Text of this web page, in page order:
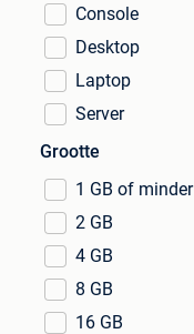
Console
Desktop
Laptop
Server
Grootte
1 GB of minder
2 GB
4 GB
8 GB
16 GB